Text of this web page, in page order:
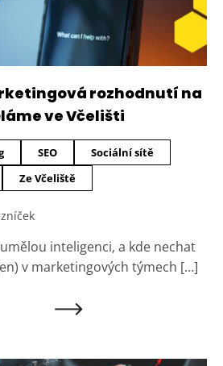
rozhodnutí na
ve Včelišti
SEO
Sociální sítě
Ze Včeliště
inteligenci, a kde nechat
v marketingových týmech […]